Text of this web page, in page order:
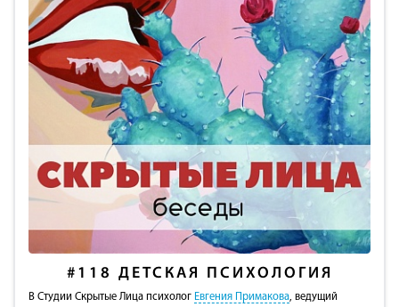
#118 ДЕТСКАЯ ПСИХОЛОГИЯ
В Студии Скрытые Лица психолог Евгения Примакова, ведущий